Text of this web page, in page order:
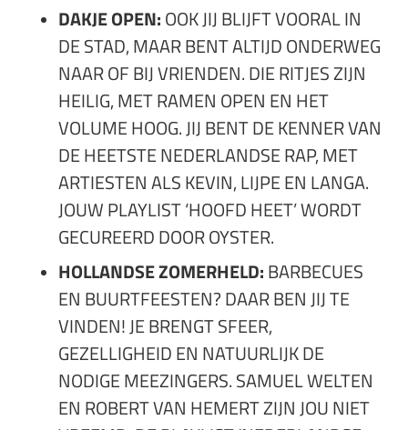
DAKJE OPEN:OOK JIJ BLIJFT VOORAL IN
DE STAD, MAAR BENT ALTIJD ONDERWEG
NAAR OF BIJ VRIENDEN. DIE RITJES ZIJN
HEILIG, MET RAMEN OPEN EN HET
VOLUME HOOG. JIJ BENT DE KENNER VAN
DE HEETSTE NEDERLANDSE RAP, MET
ARTIESTEN ALS KEVIN, LIJPE EN LANGA.
JOUW PLAYLIST ‘HOOFD HEET’ WORDT
GECUREERD DOOR OYSTER.
HOLLANDSE ZOMERHELD:BARBECUES
EN BUURTFEESTEN? DAAR BEN JIJ TE
VINDEN! JE BRENGT SFEER,
GEZELLIGHEID EN NATUURLIJK DE
NODIGE MEEZINGERS. SAMUEL WELTEN
EN ROBERT VAN HEMERT ZIJN JOU NIET